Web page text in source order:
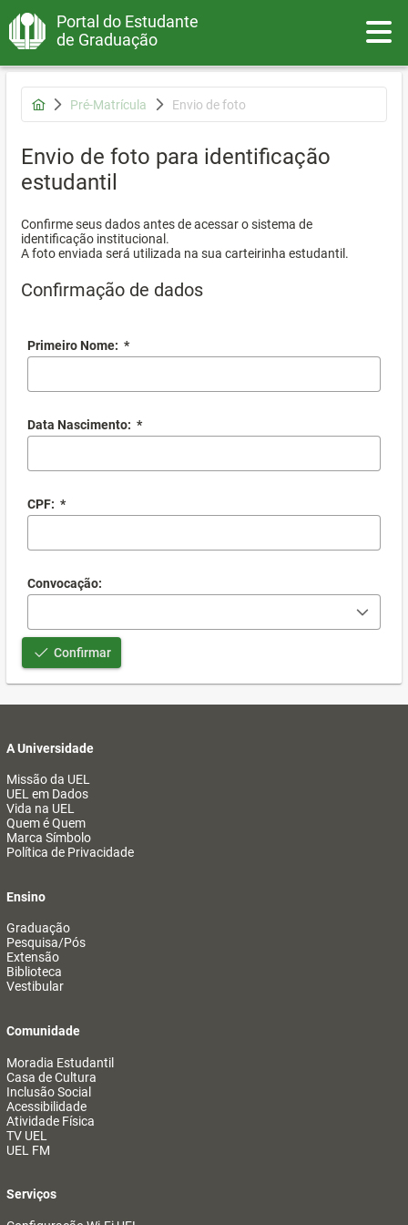
Portal do Estudante
de Graduação
Pré-Matrícula Envio de foto
Envio de foto para identificação
estudantil
Confirme seus dados antes de acessar o sistema de
identificação institucional.
A foto enviada será utilizada na sua carteirinha estudantil.
Confirmação de dados
Primeiro Nome: *
Data Nascimento: *
CPF: *
Convocação:
Confirmar
A Universidade
Missão da UEL
UEL em Dados
Vida na UEL
Quem é Quem
Marca Símbolo
Política de Privacidade
Ensino
Graduação
Pesquisa/Pós
Extensão
Biblioteca
Vestibular
Comunidade
Moradia Estudantil
Casa de Cultura
Inclusão Social
Acessibilidade
Atividade Física
TV UEL
UEL FM
Serviços